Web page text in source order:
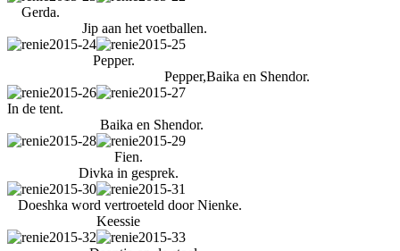
Gerda.
Jip aan het voetballen.
Pepper.
Pepper,Baika en Shendor.
In de tent.
Baika en Shendor.
Fien.
Divka in gesprek.
Doeshka word vertroeteld door Nienke.
Keessie